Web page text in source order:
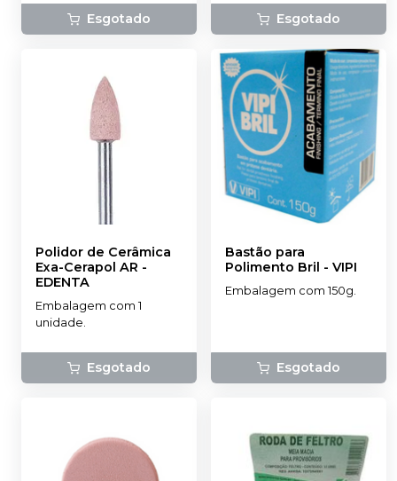
Esgotado Esgotado
Polidor de Cerâmica
Exa-Cerapol AR -
EDENTA
Embalagem com 1
unidade.
Esgotado
Bastão para
Polimento Bril - VIPI
Embalagem com 150g.
Esgotado